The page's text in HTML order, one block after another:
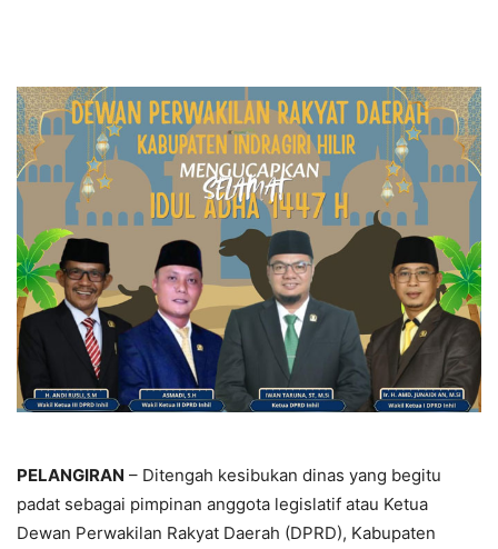
PELANGIRAN – Ditengah kesibukan dinas yang begitu
padat sebagai pimpinan anggota legislatif atau Ketua
Dewan Perwakilan Rakyat Daerah (DPRD), Kabupaten